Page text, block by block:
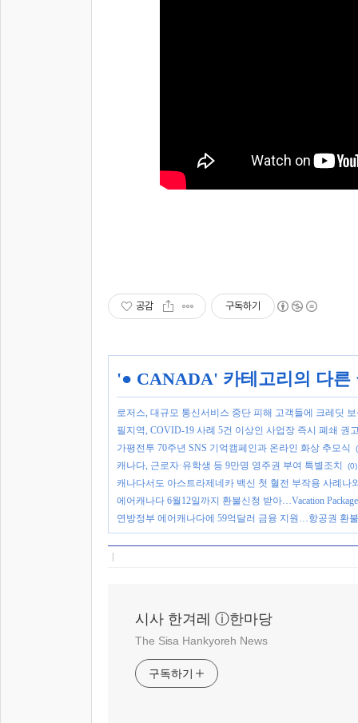
공감 구독하기
'● CANADA' 카테고리의 다른
로저스, 대규모 통신서비스 중단 피해 고객들에 크레딧
필지역, COVID-19 사례 5건 이상인 사업장 즉시 폐쇄 권
가평전투 70주년 SNS 기억캠페인과 온라인 화상 추모식
캐나다, 근로자·유학생 등 9만명 영주권 부여 특별조치 (0)
캐나다서도 아스트라제네카 백신 첫 혈전 부작용 사례나
에어캐나다 6월12일까지 환불신청 받아…Vacation
연방정부 에어캐나다에 59억달러 금융 지원…항공권 환
시사 한겨레 ⓘ한마당
The Sisa Hankyoreh News
구독하기